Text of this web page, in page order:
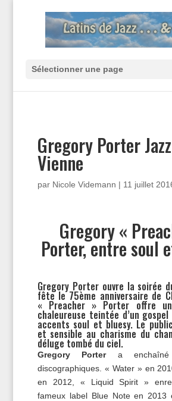
Sélectionner une page
Gregory Porter
Vienne
par Nicole Videmann | 11 juillet
Gregory «
Porter, entre soul
Gregory Porter ouvre la soirée
fête le 75ème anniversaire de
« Preacher » Porter offre
chaleureuse teintée d’un
accents soul et bluesy. Le
et sensible au charisme du
déluge tombé du ciel.
Gregory Portera enchaîné
discographiques. « Water » en
en 2012, « Liquid Spirit »
fameux label Blue Note en 2013